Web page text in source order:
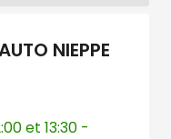
NIEPPE
et 13:30 -